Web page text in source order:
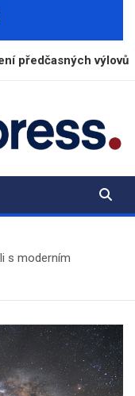
výlovů
s moderním